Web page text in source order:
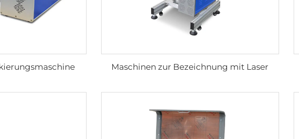
Maschinen zur Bezeichnung mit Laser